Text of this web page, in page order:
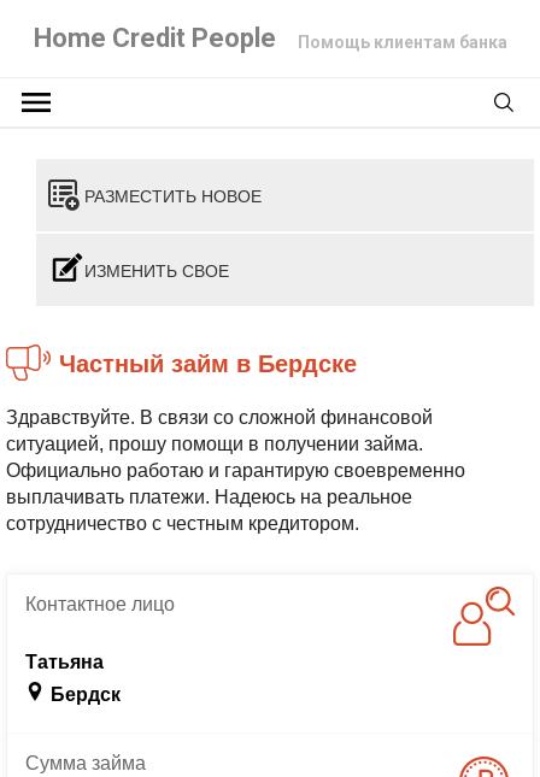
Home Credit People Помощь клиентам банка
РАЗМЕСТИТЬ НОВОЕ
ИЗМЕНИТЬ СВОЕ
Частный займ в Бердске
Здравствуйте. В связи со сложной финансовой
ситуацией, прошу помощи в получении займа.
Официально работаю и гарантирую своевременно
выплачивать платежи. Надеюсь на реальное
сотрудничество с честным кредитором.
Контактноелицо
Татьяна
Бердск
Суммазайма